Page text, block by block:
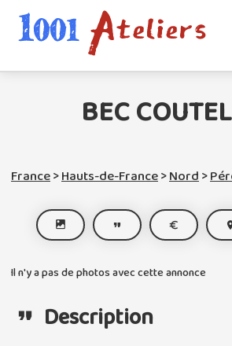
BEC
France>Hauts-de-France>Nord>
Il n'y a pas de photos avec cette annonce
Description